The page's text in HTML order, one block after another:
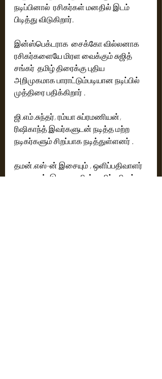
நடிப்பினால்  ரசிகர்கள் மனதில் இடம்
பிடித்து விடுகிறார்.
இன்ஸ்பெக்டராக  சைக்கோ வில்லனாக
ரசிகர்களையே மிரள வைக்கும் சுஜித்
சங்கர்  தமிழ் திரைக்கு புதிய
அறிமுகமாக பாராட்டும்படியான நடிப்பில்
முத்திரை பதிக்கிறார் .
ஜி.எம்.சுந்தர், ரம்யா சுப்ரமணியன்,
ரிஷிகாந்த் இவர்களுடன் நடித்த மற்ற
நடிகர்களும் சிறப்பாக நடித்துள்ளனர் .
தமன்.எஸ்-ன் இசையும் , ஒளிப்பதிவாளர்
சரவணன்  இளவரசுவின் ஒளிப்பதிவும்